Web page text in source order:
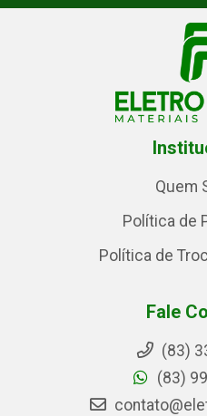
Quem
Política de
Política de
Fale
(83)
(83)